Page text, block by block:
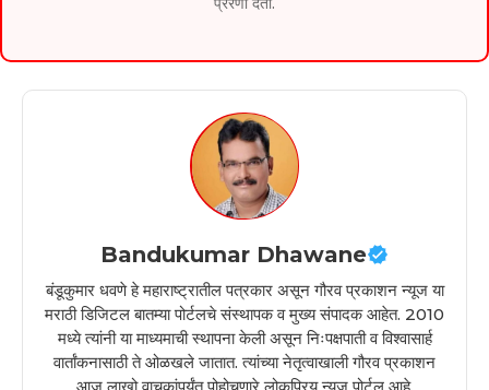
Bandukumar Dhawane
बंडूकुमार धवणे हे महाराष्ट्रातील पत्रकार असून गौरव प्रकाशन न्यूज या
मराठी डिजिटल बातम्या पोर्टलचे संस्थापक व मुख्य संपादक आहेत. 2010
मध्ये त्यांनी या माध्यमाची स्थापना केली असून निःपक्षपाती व विश्वासार्ह
वार्तांकनासाठी ते ओळखले जातात. त्यांच्या नेतृत्वाखाली गौरव प्रकाशन